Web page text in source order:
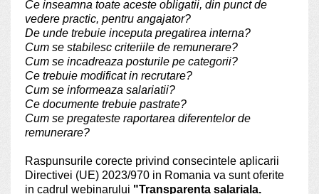
Ce inseamna toate aceste obligatii, din punct de
vedere practic, pentru angajator?
De unde trebuie inceputa pregatirea interna?
Cum se stabilesc criteriile de remunerare?
Cum se incadreaza posturile pe categorii?
Ce trebuie modificat in recrutare?
Cum se informeaza salariatii?
Ce documente trebuie pastrate?
Cum se pregateste raportarea diferentelor de
remunerare?
Raspunsurile corecte privind consecintele aplicarii
Directivei (UE) 2023/970 in Romania va sunt oferite
in cadrul webinarului "Transparenta salariala.